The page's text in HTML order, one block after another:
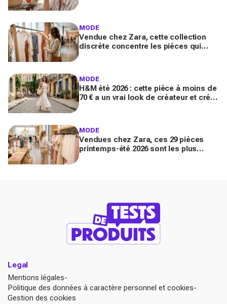
MODE
Vendue chez Zara, cette collection
discrète concentre les pièces qui
MODE
H&M été 2026 : cette pièce à moins de
70 € a un vrai look de créateur et crée
MODE
Vendues chez Zara, ces 29 pièces
printemps-été 2026 sont les plus
Legal
Mentions légales
Politique des données à caractère personnel et cookies
Gestion des cookies